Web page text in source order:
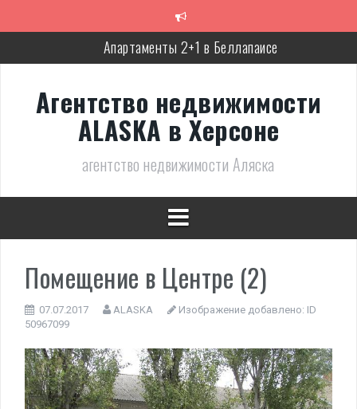
Апартаменты 2+1 в Беллапаисе
Трёхспальная вилла в комплексе в Лапте
Современная, полностью готовая вилла в Алсанджаке
Люкс вилла с дизайнерским ремонтом
Великолепное бунгало в Фамагусте
Агентство недвижимости
ALASKA в Херсоне
агентство недвижимости Аляска
Помещение в Центре (2)
07.07.2017 ALASKA Изображение добавлено: ID
50967099